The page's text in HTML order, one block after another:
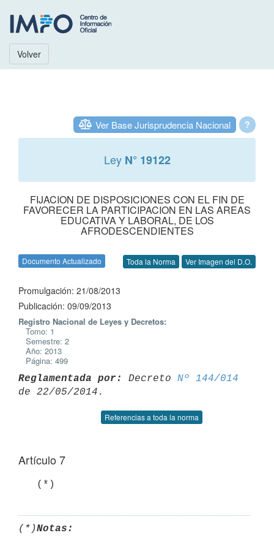
Volver
?
Ver Base Jurisprudencia Nacional
Ley N° 19122
FIJACION DE DISPOSICIONES CON EL FIN DE
FAVORECER LA PARTICIPACION EN LAS AREAS
EDUCATIVA Y LABORAL, DE LOS
AFRODESCENDIENTES
Documento Actualizado Toda la Norma Ver Imagen del D.O.
Promulgación: 21/08/2013
Publicación: 09/09/2013
Registro Nacional de Leyes y Decretos:
Tomo: 1
Semestre: 2
Año: 2013
Página: 499
Reglamentada por: Decreto Nº 144/014
Referencias a toda la norma
Artículo 7
   (*)
(*)Notas: